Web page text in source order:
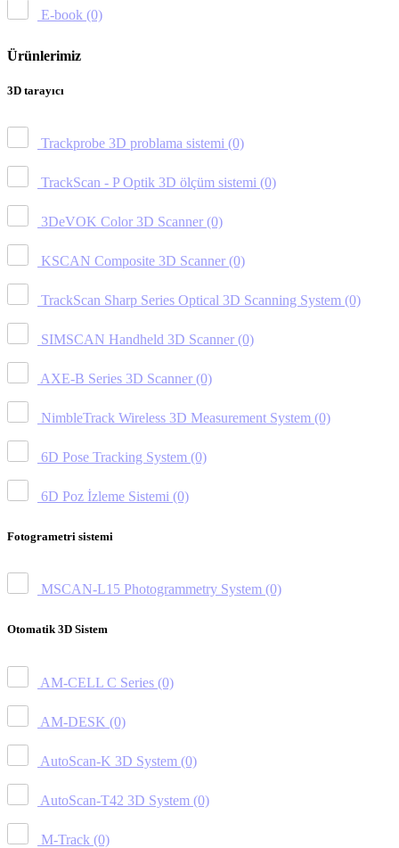
E-book (0)
Ürünlerimiz
3D tarayıcı
Trackprobe 3D problama sistemi (0)
TrackScan - P Optik 3D ölçüm sistemi (0)
3DeVOK Color 3D Scanner (0)
KSCAN Composite 3D Scanner (0)
TrackScan Sharp Series Optical 3D Scanning System (0)
SIMSCAN Handheld 3D Scanner (0)
AXE-B Series 3D Scanner (0)
NimbleTrack Wireless 3D Measurement System (0)
6D Pose Tracking System (0)
6D Poz İzleme Sistemi (0)
Fotogrametri sistemi
MSCAN-L15 Photogrammetry System (0)
Otomatik 3D Sistem
AM-CELL C Series (0)
AM-DESK (0)
AutoScan-K 3D System (0)
AutoScan-T42 3D System (0)
M-Track (0)